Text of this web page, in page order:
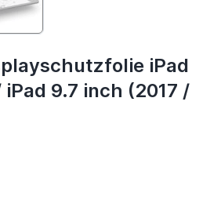
iPad
iPad 9.7 inch (2017 /